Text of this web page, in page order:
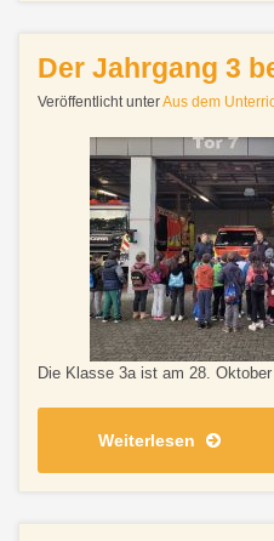
Der Jahrgang 3
Veröffentlicht unterAus dem
Die Klasse 3a ist am 28.
Weiterlesen